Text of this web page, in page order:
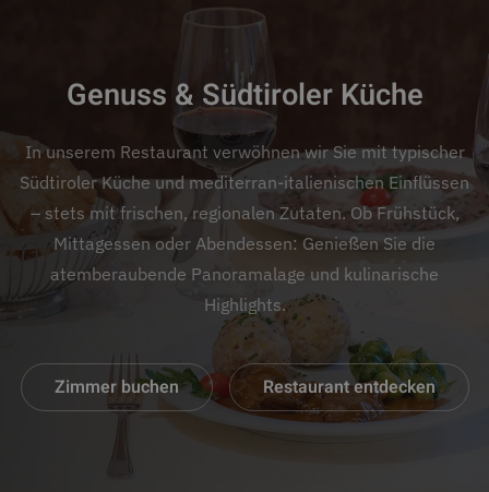
Genuss & Südtiroler Küche
In unserem Restaurant verwöhnen wir Sie mit typischer
Südtiroler Küche und mediterran-italienischen Einflüssen
– stets mit frischen, regionalen Zutaten. Ob Frühstück,
Mittagessen oder Abendessen: Genießen Sie die
atemberaubende Panoramalage und kulinarische
Highlights.
Zimmer buchen Restaurant entdecken